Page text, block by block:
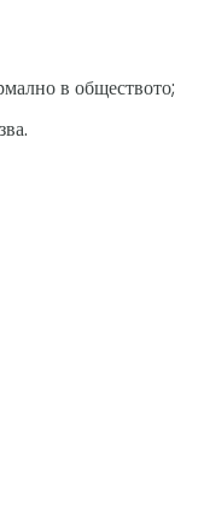
в обществото;